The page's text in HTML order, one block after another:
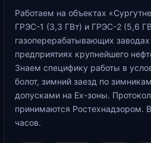
Работаем на объектах
ГРЭС-1 (3,3 ГВт) и ГРЭС-2 (5,6
газоперерабатывающих
предприятиях крупнейшего
Знаем специфику работы в
болот, зимний заезд по
допусками на Ex-зоны.
принимаются Ростехнадзором.
часов.